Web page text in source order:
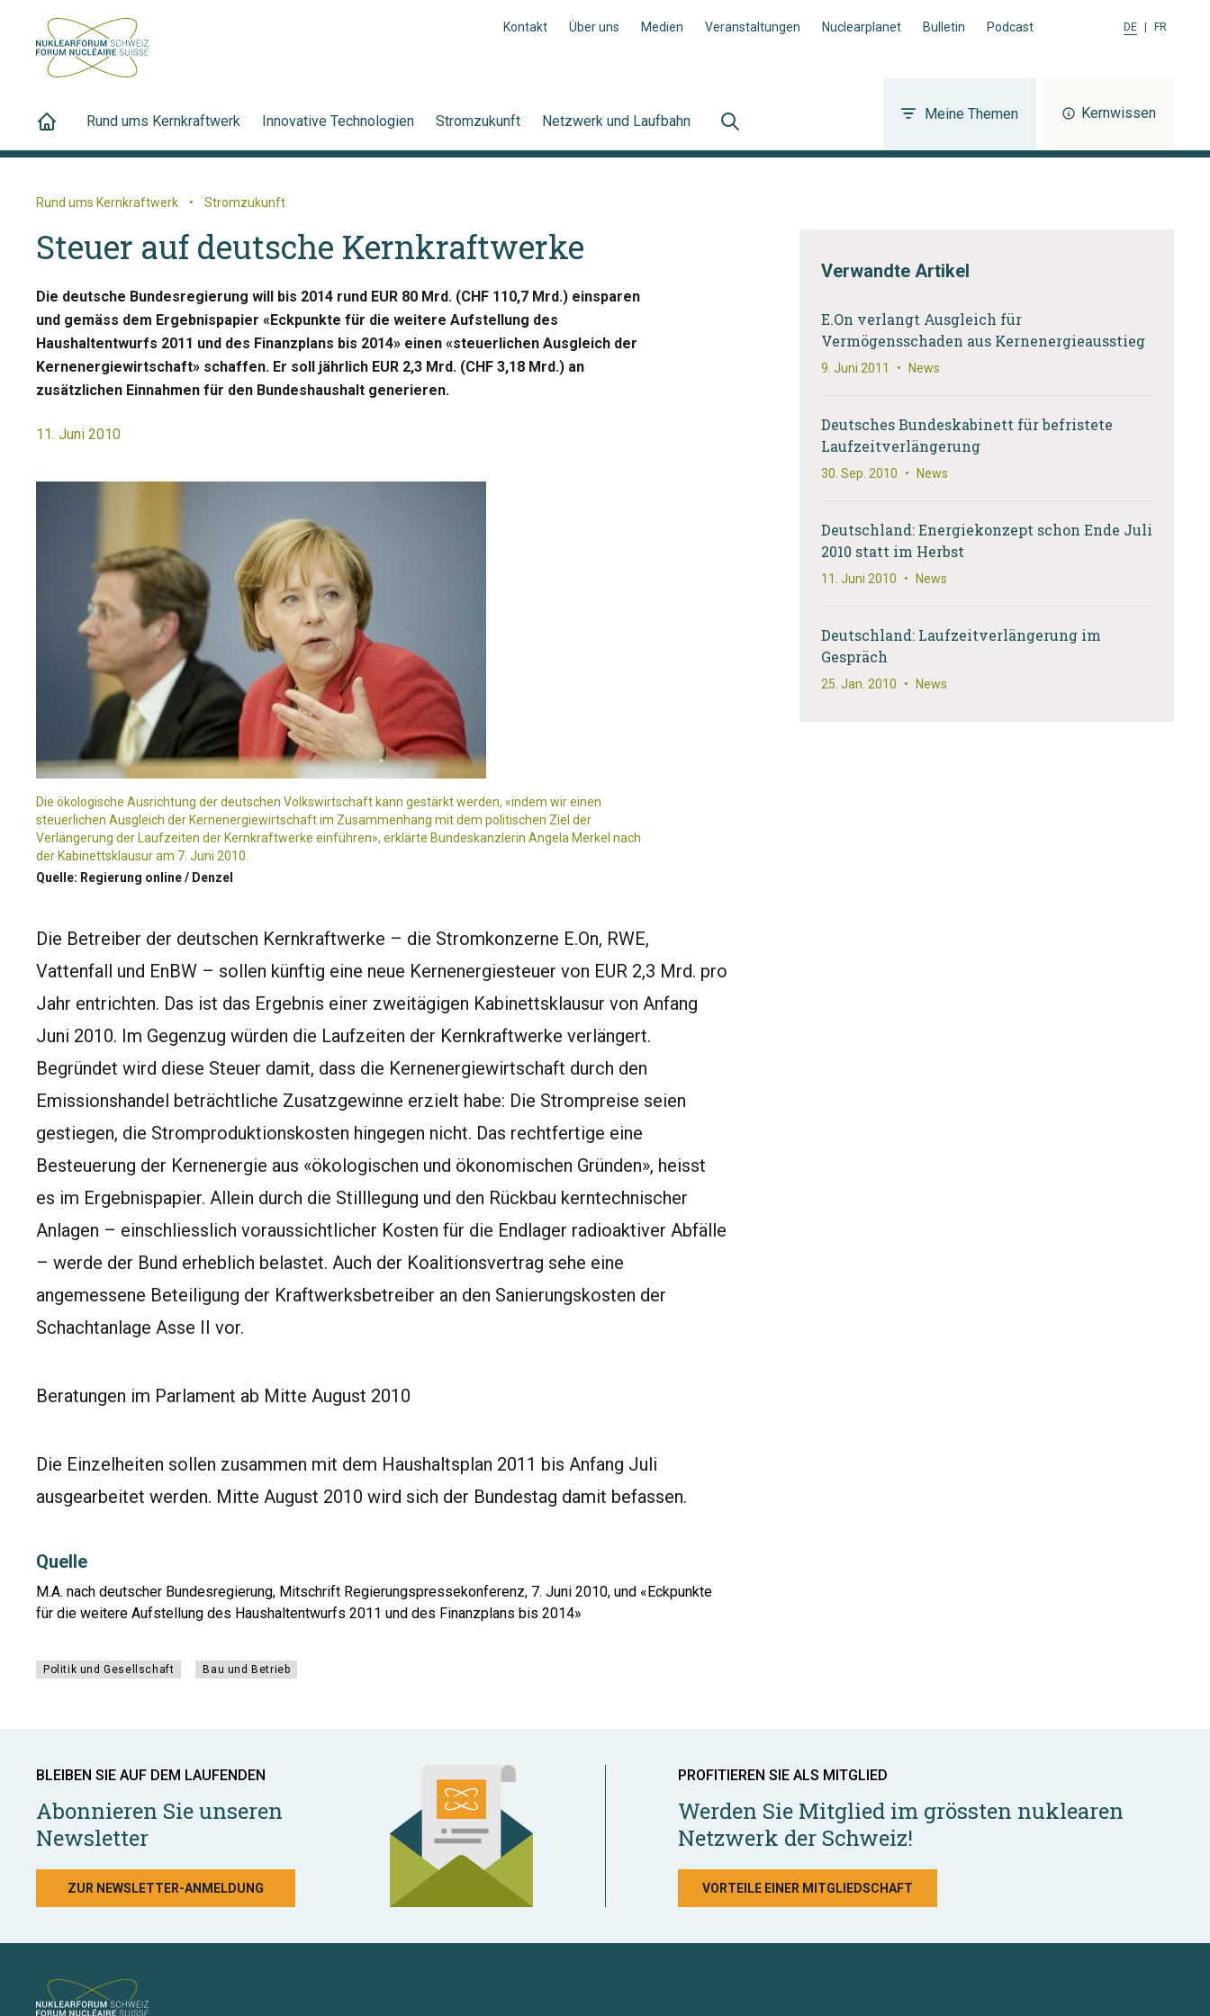
Kontakt Über uns Medien Veranstaltungen Nuclearplanet Bulletin Podcast DE FR
Rund ums Kernkraftwerk Innovative Technologien Stromzukunft Netzwerk und Laufbahn Meine Themen Kernwissen
Rund ums Kernkraftwerk • Stromzukunft
Steuer auf deutsche Kernkraftwerke
Die deutsche Bundesregierung will bis 2014 rund EUR 80 Mrd. (CHF 110,7 Mrd.) einsparen
und gemäss dem Ergebnispapier «Eckpunkte für die weitere Aufstellung des
Haushaltentwurfs 2011 und des Finanzplans bis 2014» einen «steuerlichen Ausgleich der
Kernenergiewirtschaft» schaffen. Er soll jährlich EUR 2,3 Mrd. (CHF 3,18 Mrd.) an
zusätzlichen Einnahmen für den Bundeshaushalt generieren.
11. Juni 2010
Die ökologische Ausrichtung der deutschen Volkswirtschaft kann gestärkt werden, «indem wir einen
steuerlichen Ausgleich der Kernenergiewirtschaft im Zusammenhang mit dem politischen Ziel der
Verlängerung der Laufzeiten der Kernkraftwerke einführen», erklärte Bundeskanzlerin Angela Merkel nach
der Kabinettsklausur am 7. Juni 2010.
Quelle: Regierung online / Denzel
Die Betreiber der deutschen Kernkraftwerke – die Stromkonzerne E.On, RWE,
Vattenfall und EnBW – sollen künftig eine neue Kernenergiesteuer von EUR 2,3 Mrd. pro
Jahr entrichten. Das ist das Ergebnis einer zweitägigen Kabinettsklausur von Anfang
Juni 2010. Im Gegenzug würden die Laufzeiten der Kernkraftwerke verlängert.
Begründet wird diese Steuer damit, dass die Kernenergiewirtschaft durch den
Emissionshandel beträchtliche Zusatzgewinne erzielt habe: Die Strompreise seien
gestiegen, die Stromproduktionskosten hingegen nicht. Das rechtfertige eine
Besteuerung der Kernenergie aus «ökologischen und ökonomischen Gründen», heisst
es im Ergebnispapier. Allein durch die Stilllegung und den Rückbau kerntechnischer
Anlagen – einschliesslich voraussichtlicher Kosten für die Endlager radioaktiver Abfälle
– werde der Bund erheblich belastet. Auch der Koalitionsvertrag sehe eine
angemessene Beteiligung der Kraftwerksbetreiber an den Sanierungskosten der
Schachtanlage Asse II vor.
Beratungen im Parlament ab Mitte August 2010
Die Einzelheiten sollen zusammen mit dem Haushaltsplan 2011 bis Anfang Juli
ausgearbeitet werden. Mitte August 2010 wird sich der Bundestag damit befassen.
Quelle
M.A. nach deutscher Bundesregierung, Mitschrift Regierungspressekonferenz, 7. Juni 2010, und «Eckpunkte
für die weitere Aufstellung des Haushaltentwurfs 2011 und des Finanzplans bis 2014»
Politik und Gesellschaft Bau und Betrieb
Verwandte Artikel
E.On verlangt Ausgleich für
Vermögensschaden aus Kernenergieausstieg
9. Juni 2011 • News
Deutsches Bundeskabinett für befristete
Laufzeitverlängerung
30. Sep. 2010 • News
Deutschland: Energiekonzept schon Ende Juli
2010 statt im Herbst
11. Juni 2010 • News
Deutschland: Laufzeitverlängerung im
Gespräch
25. Jan. 2010 • News
BLEIBEN SIE AUF DEM LAUFENDEN
Abonnieren Sie unseren
Newsletter
ZUR NEWSLETTER-ANMELDUNG
PROFITIEREN SIE ALS MITGLIED
Werden Sie Mitglied im grössten nuklearen
Netzwerk der Schweiz!
VORTEILE EINER MITGLIEDSCHAFT